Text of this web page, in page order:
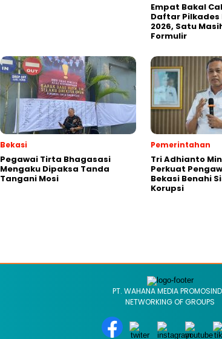
Empat Bakal
Daftar Pilkades
2026, Satu
Formulir
Bekasi
Pegawai Tirta Bhagasasi
Mengaku Dipaksa Tanda
Tangani Mosi
Pemerintahan
Tri Adhianto
Perkuat
Bekasi Benahi
Korupsi
PT. WAHANA MEDIA
NETWORKING OF GROUPS